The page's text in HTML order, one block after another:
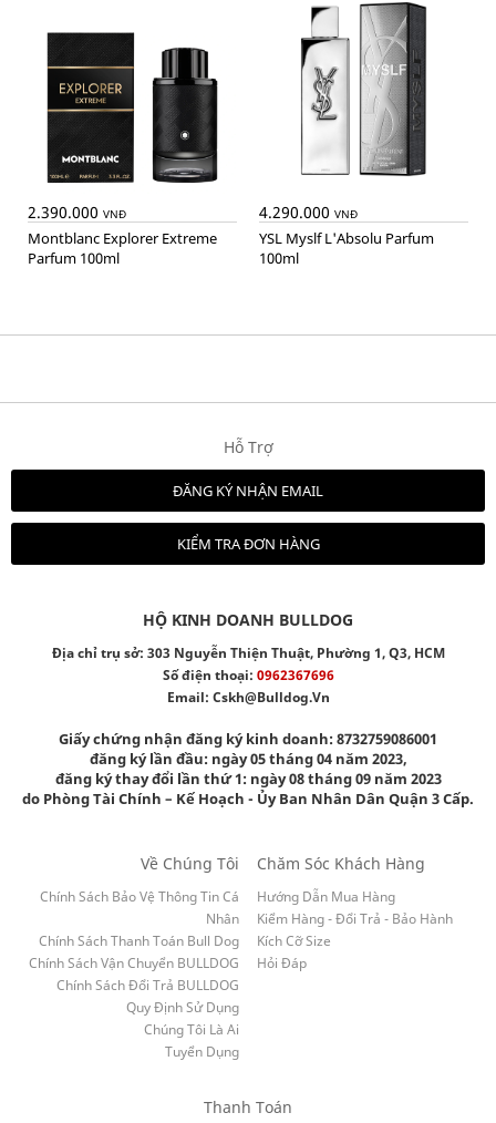
2.390.000 VNĐ
Montblanc Explorer Extreme
Parfum 100ml
4.290.000 VNĐ
YSL Myslf L'Absolu Parfum
100ml
Hỗ Trợ
ĐĂNG KÝ NHẬN EMAIL
KIỂM TRA ĐƠN HÀNG
HỘ KINH DOANH BULLDOG
Địa chỉ trụ sở: 303 Nguyễn Thiện Thuật, Phường 1, Q3, HCM
Số điện thoại: 0962367696
Email: Cskh@bulldog.vn
Giấy chứng nhận đăng ký kinh doanh: 8732759086001
đăng ký lần đầu: ngày 05 tháng 04 năm 2023,
đăng ký thay đổi lần thứ 1: ngày 08 tháng 09 năm 2023
do Phòng Tài Chính – Kế Hoạch - Ủy Ban Nhân Dân Quận 3 Cấp.
Về Chúng Tôi
Chính Sách Bảo Vệ Thông Tin Cá
Nhân
Chính Sách Thanh Toán Bull Dog
Chính Sách Vận Chuyển BULLDOG
Chính Sách Đổi Trả BULLDOG
Quy Định Sử Dụng
Chúng Tôi Là Ai
Tuyển Dụng
Chăm Sóc Khách Hàng
Hướng Dẫn Mua Hàng
Kiểm Hàng - Đổi Trả - Bảo Hành
Kích Cỡ Size
Hỏi Đáp
Thanh Toán